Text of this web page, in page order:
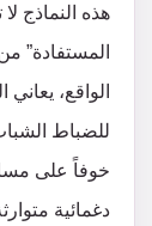
هذه النماذج
المستفادة”
الواقع، يعاني
للضباط
خوفاً على
دغمائية